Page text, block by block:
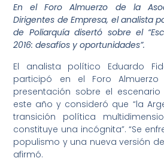
En el Foro Almuerzo de la
Dirigentes de Empresa, el analista
de Poliarquía disertó sobre el
2016: desafíos y oportunidades”.
El analista político Eduardo
participó en el Foro
presentación sobre el
este año y consideró que “la
transición política
constituye una incógnita”. “Se
populismo y una nueva versión
afirmó.